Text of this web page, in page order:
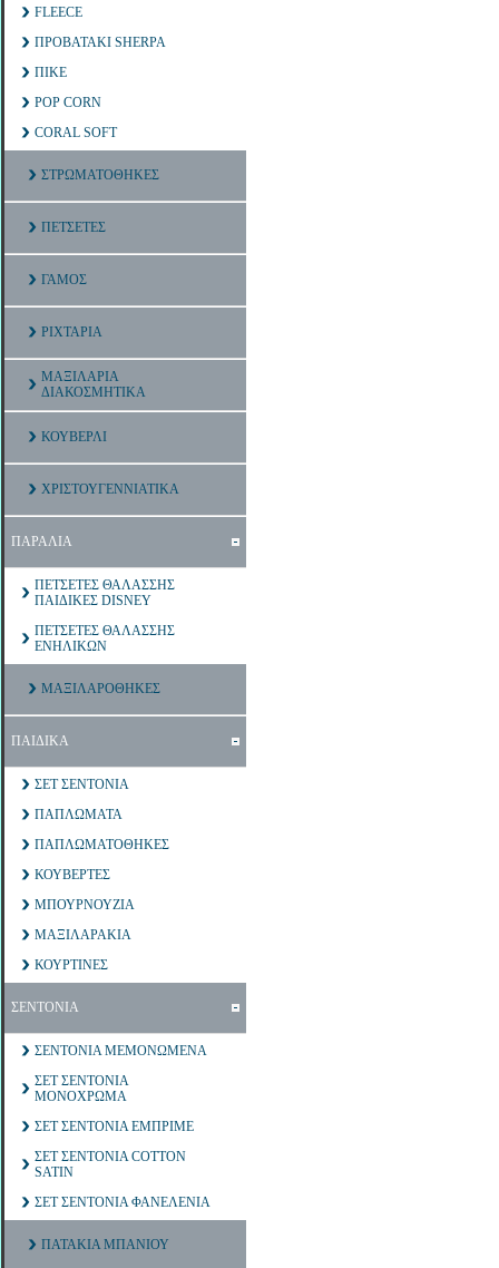
FLEECE
ΠΡΟΒΑΤΑΚΙ SHERPA
ΠΙΚΕ
POP CORN
CORAL SOFT
ΣΤΡΩΜΑΤΟΘΗΚΕΣ
ΠΕΤΣΕΤΕΣ
ΓΑΜΟΣ
ΡΙΧΤΑΡΙΑ
ΜΑΞΙΛΑΡΙΑ
ΔΙΑΚΟΣΜΗΤΙΚΑ
ΚΟΥΒΕΡΛΙ
ΧΡΙΣΤΟΥΓΕΝΝΙΑΤΙΚΑ
ΠΑΡΑΛΙΑ
ΠΕΤΣΕΤΕΣ ΘΑΛΑΣΣΗΣ
ΠΑΙΔΙΚΕΣ DISNEY
ΠΕΤΣΕΤΕΣ ΘΑΛΑΣΣΗΣ
ΕΝΗΛΙΚΩΝ
ΜΑΞΙΛΑΡΟΘΗΚΕΣ
ΠΑΙΔΙΚΑ
ΣΕΤ ΣΕΝΤΟΝΙΑ
ΠΑΠΛΩΜΑΤΑ
ΠΑΠΛΩΜΑΤΟΘΗΚΕΣ
ΚΟΥΒΕΡΤΕΣ
ΜΠΟΥΡΝΟΥΖΙΑ
ΜΑΞΙΛΑΡΑΚΙΑ
ΚΟΥΡΤΙΝΕΣ
ΣΕΝΤΟΝΙΑ
ΣΕΝΤΟΝΙΑ ΜΕΜΟΝΩΜΕΝΑ
ΣΕΤ ΣΕΝΤΟΝΙΑ
ΜΟΝΟΧΡΩΜΑ
ΣΕΤ ΣΕΝΤΟΝΙΑ ΕΜΠΡΙΜΕ
ΣΕΤ ΣΕΝΤΟΝΙΑ COTTON
SATIN
ΣΕΤ ΣΕΝΤΟΝΙΑ ΦΑΝΕΛΕΝΙΑ
ΠΑΤΑΚΙΑ ΜΠΑΝΙΟΥ